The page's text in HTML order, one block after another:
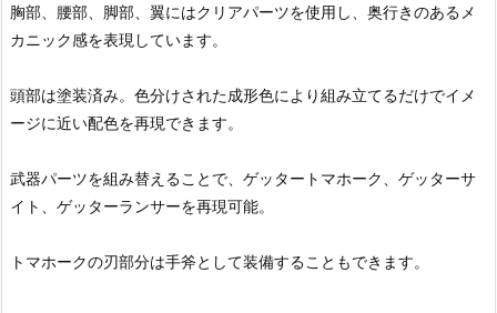
胸部、腰部、脚部、翼にはクリアパーツを使用し、奥行きのあるメ
カニック感を表現しています。
頭部は塗装済み。色分けされた成形色により組み立てるだけでイメ
ージに近い配色を再現できます。
武器パーツを組み替えることで、ゲッタートマホーク、ゲッターサ
イト、ゲッターランサーを再現可能。
トマホークの刃部分は手斧として装備することもできます。